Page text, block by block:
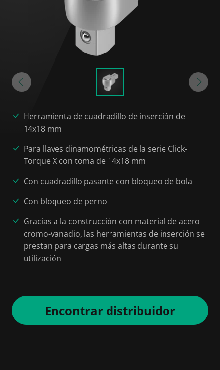
Herramienta de cuadradillo de inserción de
14x18 mm
Para llaves dinamométricas de la serie Click-
Torque X con toma de 14x18 mm
Con cuadradillo pasante con bloqueo de bola.
Con bloqueo de perno
Gracias a la construcción con material de acero
cromo-vanadio, las herramientas de inserción se
prestan para cargas más altas durante su
utilización
Encontrar distribuidor